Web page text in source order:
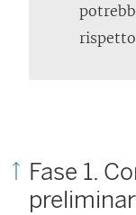
Fase 1.